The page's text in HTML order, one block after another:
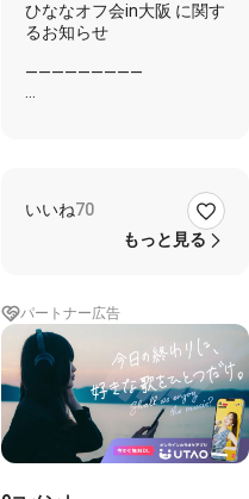
ひななオフ会in大阪 に関す
るお知らせ
―――――――――
ありがとうございます。
来年2021年5月2日(日)に
現在、新型コロナウイルス
感染拡大防止に伴い、大規
模イベント等で参加人数の
大幅な制限やイベントの延
期・中止が相次いでおりま
参加人数が約100人規模と
いいね70
もっと見る
パートナー広告